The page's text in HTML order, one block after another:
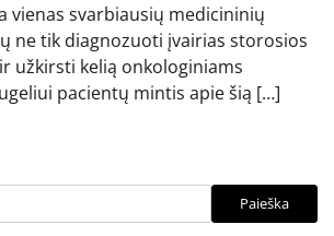
vienas svarbiausių medicininių
ne tik diagnozuoti įvairias storosios
užkirsti kelią onkologiniams
pacientų mintis apie šią […]
Paieška